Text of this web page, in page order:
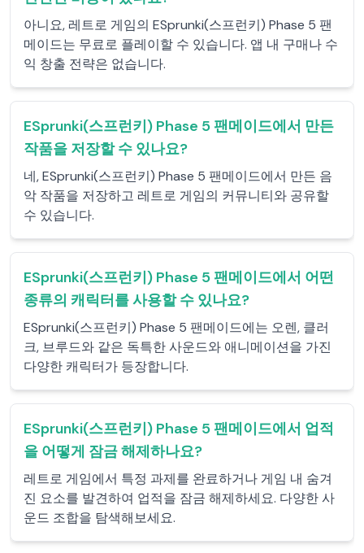
아니요, 레트로 게임의 ESprunki(스프런키) Phase 5 팬
메이드는 무료로 플레이할 수 있습니다. 앱 내 구매나 수
익 창출 전략은 없습니다.
ESprunki(스프런키) Phase 5 팬메이드에서 만든
작품을 저장할 수 있나요?
네, ESprunki(스프런키) Phase 5 팬메이드에서 만든 음
악 작품을 저장하고 레트로 게임의 커뮤니티와 공유할
수 있습니다.
ESprunki(스프런키) Phase 5 팬메이드에서 어떤
종류의 캐릭터를 사용할 수 있나요?
ESprunki(스프런키) Phase 5 팬메이드에는 오렌, 클러
크, 브루드와 같은 독특한 사운드와 애니메이션을 가진
다양한 캐릭터가 등장합니다.
ESprunki(스프런키) Phase 5 팬메이드에서 업적
을 어떻게 잠금 해제하나요?
레트로 게임에서 특정 과제를 완료하거나 게임 내 숨겨
진 요소를 발견하여 업적을 잠금 해제하세요. 다양한 사
운드 조합을 탐색해보세요.